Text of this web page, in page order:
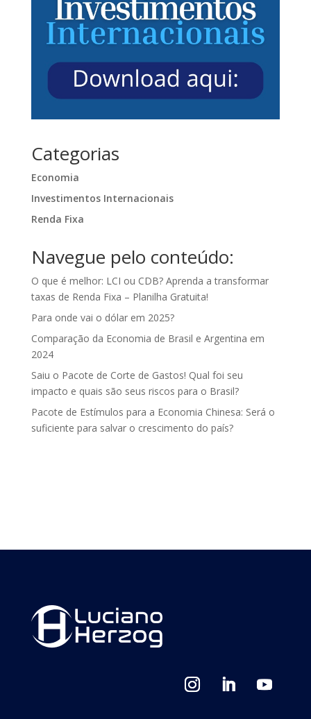
Categorias
Economia
Investimentos Internacionais
Renda Fixa
Navegue pelo conteúdo:
O que é melhor: LCI ou CDB? Aprenda a transformar
taxas de Renda Fixa – Planilha Gratuita!
Para onde vai o dólar em 2025?
Comparação da Economia de Brasil e Argentina em
2024
Saiu o Pacote de Corte de Gastos! Qual foi seu
impacto e quais são seus riscos para o Brasil?
Pacote de Estímulos para a Economia Chinesa: Será o
suficiente para salvar o crescimento do país?